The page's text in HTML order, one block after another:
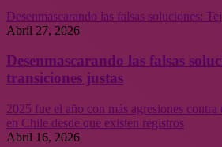
Desenmascarando las falsas soluciones:
Abril 27, 2026
Desenmascarando las falsas
transiciones justas
2025 fue el año con más agresiones contra
en Chile desde que existen registros
Abril 16, 2026